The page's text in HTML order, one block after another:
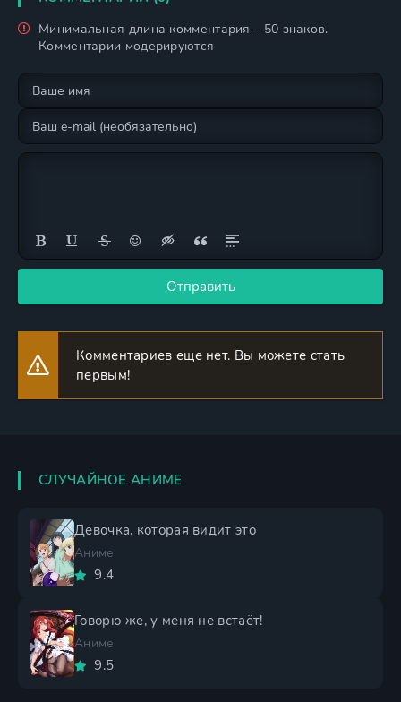
Минимальная длина комментария - 50 знаков.
Комментарии модерируются
Отправить
Комментариев еще нет. Вы можете стать
первым!
СЛУЧАЙНОЕ АНИМЕ
Девочка, которая видит это
Аниме
9.4
Говорю же, у меня не встаёт!
Аниме
9.5